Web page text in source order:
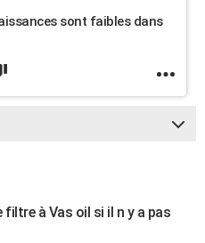
sont faibles dans
à Vas oil si il n y a pas